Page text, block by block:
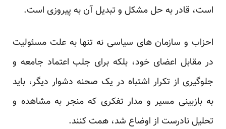
است، قادر به حل مشکل و تبدیل آن به پیروزی است.
احزاب و سازمان های سیاسی نه تنها به علت مسئولیت
در مقابل اعضای خود، بلکه برای جلب اعتماد جامعه و
جلوگیری از تکرار اشتباه در یک صحنه دشوار دیگر، باید
به بازبینی مسیر و مدار تفکری که منجر به مشاهده و
تحلیل نادرست از اوضاع شد، همت کنند.